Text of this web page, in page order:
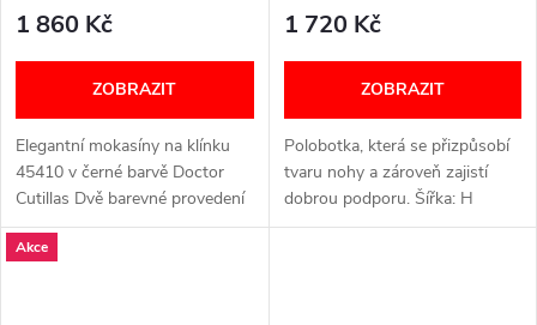
1 860 Kč
ZOBRAZIT
Elegantní mokasíny na klínku
45410 v černé barvě Doctor
Cutillas Dvě barevné provedení
tyto černé a také v bronzové
barvě. Pohodlný střih Elastický
1 720 Kč
ZOBRAZIT
Polobotka, která se přizpůsobí
tvaru nohy a zároveň zajistí
dobrou podporu. Šířka: H
(širší) VELIKOSTNÍ TABULKA
Akce